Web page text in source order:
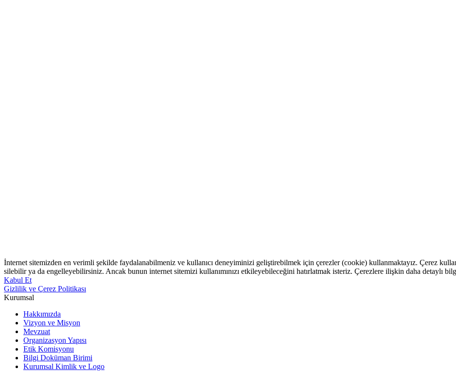
İnternet sitemizden en verimli şekilde faydalanabilmeniz ve kullanıcı deneyiminizi geliştirebilmek için çerezler (cookie) kullanmaktayız. Çerez
silebilir ya da engelleyebilirsiniz. Ancak bunun internet sitemizi kullanımınızı etkileyebileceğini hatırlatmak isteriz. Çerezlere ilişkin daha detaylı
Kabul Et
Gizlilik ve Çerez Politikası
Kurumsal
Hakkımızda
Vizyon ve Misyon
Mevzuat
Organizasyon Yapısı
Etik Komisyonu
Bilgi Doküman Birimi
Kurumsal Kimlik ve Logo